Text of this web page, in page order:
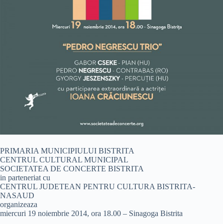
PRIMARIA MUNICIPIULUI BISTRITA
CENTRUL CULTURAL MUNICIPAL
SOCIETATEA DE CONCERTE BISTRITA
in parteneriat cu
CENTRUL JUDETEAN PENTRU CULTURA BISTRITA-
NASAUD
organizeaza
miercuri 19 noiembrie 2014, ora 18.00 – Sinagoga Bistrita